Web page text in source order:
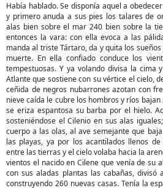
Había hablado. Se disponía aquel a
y primero anuda a sus pies los talares de
alas bien sobre el mar 240 bien sobre la
entonces la vara: con ella evoca a las
manda al triste Tártaro, da y quita los
muerte. En ella confiado conduce los
tempestuosas. Y ya volando divisa la cima
Atlante que sostiene con su vértice el cielo,
ceñida de negros nubarrones azotan con
nieve caída le cubre los hombros y ríos
se eriza espantosa su barba por el hielo.
sosteniéndose el Cilenio en sus alas
cuerpo a las olas, al ave semejante que
las playas, ya por los acantilados llenos
entre las tierras y el cielo volaba hacia la
vientos el nacido en Cilene que venía de su
con sus aladas plantas las cabañas, divisó
construyendo 260 nuevas casas. Tenía la